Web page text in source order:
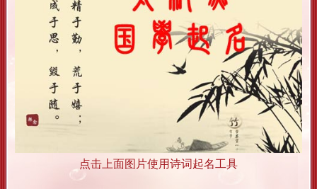
点击上面图片使用诗词起名工具